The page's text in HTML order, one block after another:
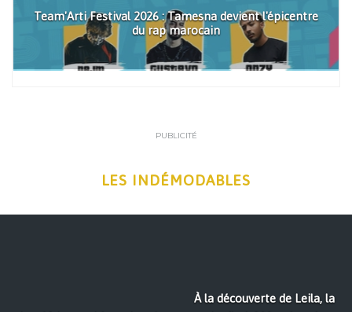
Team'Arti Festival 2026 : Tamesna devient l'épicentre
du rap marocain
PUBLICITÉ
LES INDÉMODABLES
À la découverte de Leila, la